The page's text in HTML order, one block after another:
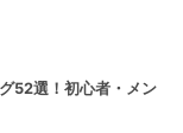
52選！初心者・メン